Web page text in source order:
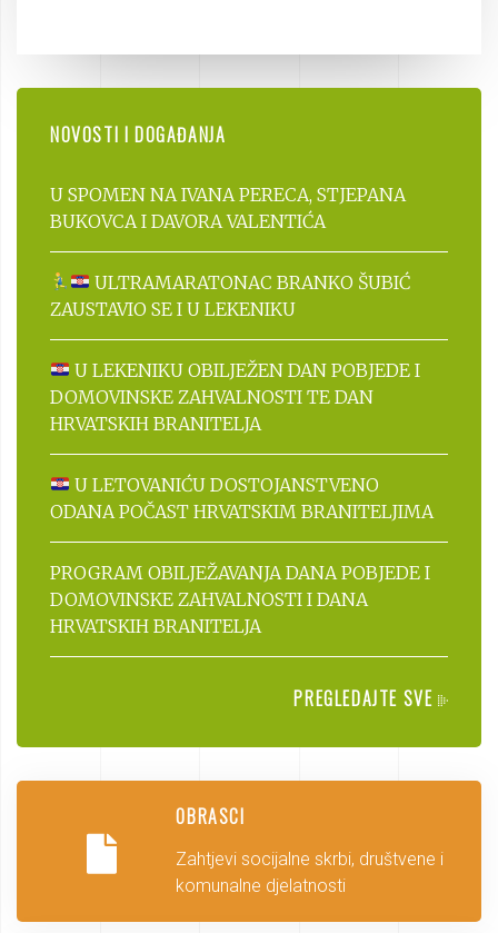
NOVOSTI I DOGAĐANJA
U SPOMEN NA IVANA PERECA, STJEPANA
BUKOVCA I DAVORA VALENTIĆA
ULTRAMARATONAC BRANKO ŠUBIĆ
ZAUSTAVIO SE I U LEKENIKU
U LEKENIKU OBILJEŽEN DAN POBJEDE I
DOMOVINSKE ZAHVALNOSTI TE DAN
HRVATSKIH BRANITELJA
U LETOVANIĆU DOSTOJANSTVENO
ODANA POČAST HRVATSKIM BRANITELJIMA
PROGRAM OBILJEŽAVANJA DANA POBJEDE I
DOMOVINSKE ZAHVALNOSTI I DANA
HRVATSKIH BRANITELJA
PREGLEDAJTE SVE
OBRASCI
Zahtjevi socijalne skrbi, društvene i
komunalne djelatnosti